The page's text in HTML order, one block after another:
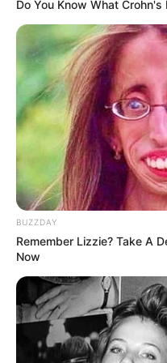
Baca juga:Asal Usul
menjadi Favorit Tentara
Daftar isi
Wojtek pertama kali
Polandia di kota
Do You Know What
BUZZDAY
Remember Lizzie? Take A
Now